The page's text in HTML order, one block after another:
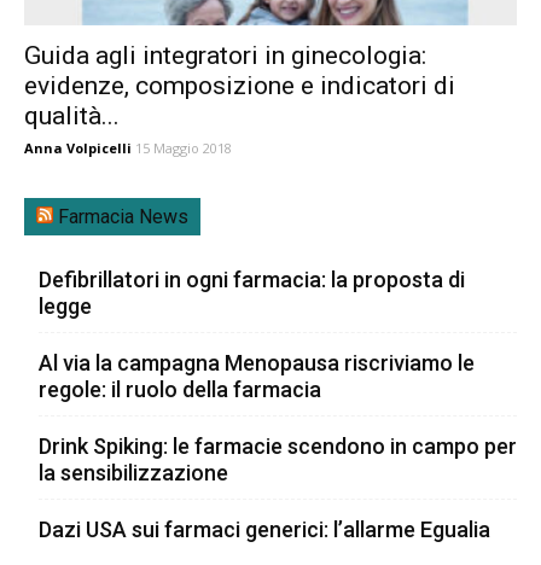
Guida agli integratori in ginecologia:
evidenze, composizione e indicatori di
qualità...
Anna Volpicelli 15 Maggio 2018
Farmacia News
Defibrillatori in ogni farmacia: la proposta di
legge
Al via la campagna Menopausa riscriviamo le
regole: il ruolo della farmacia
Drink Spiking: le farmacie scendono in campo per
la sensibilizzazione
Dazi USA sui farmaci generici: l’allarme Egualia